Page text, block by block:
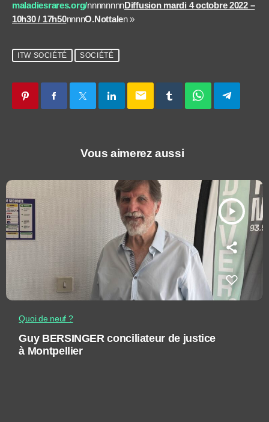
maladiesrares.org/nnnnnnnnDiffusion mardi 4 octobre 2022 –
10h30 / 17h50nnnnO.Nottalen »
ITW SOCIÉTÉ SOCIÉTÉ
email
Vous aimerez aussi
play_arrow
Quoi de neuf ?
Guy BERSINGER conciliateur de justice
à Montpellier